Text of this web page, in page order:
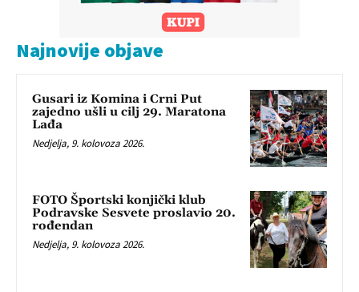
Najnovije objave
Gusari iz Komina i Crni Put
zajedno ušli u cilj 29. Maratona
Lađa
Nedjelja, 9. kolovoza 2026.
FOTO Športski konjički klub
Podravske Sesvete proslavio 20.
rođendan
Nedjelja, 9. kolovoza 2026.